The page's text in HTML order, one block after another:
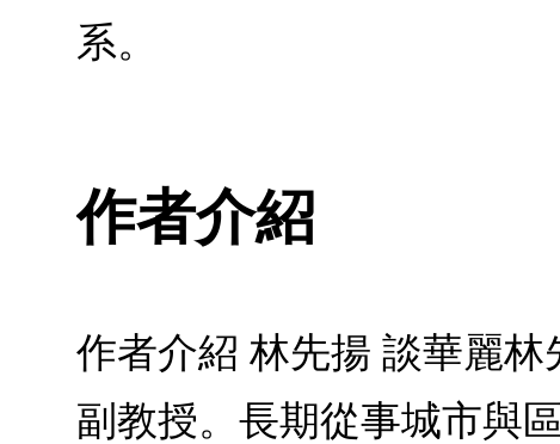
系。
作者介紹
作者介紹 林先揚 談華麗
副教授。長期從事城市與